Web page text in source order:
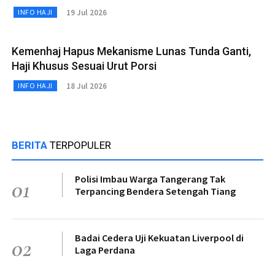
INFO HAJI 19 Jul 2026
Kemenhaj Hapus Mekanisme Lunas Tunda Ganti,
Haji Khusus Sesuai Urut Porsi
INFO HAJI 18 Jul 2026
BERITA TERPOPULER
01
Polisi Imbau Warga Tangerang Tak
Terpancing Bendera Setengah Tiang
02
Badai Cedera Uji Kekuatan Liverpool di
Laga Perdana